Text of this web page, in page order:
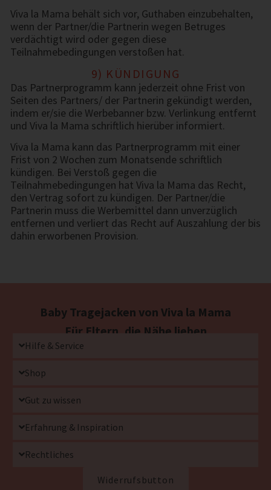
Viva la Mama behält sich vor, Guthaben einzubehalten,
wenn der Partner/die Partnerin wegen Betruges
verdächtigt wird oder gegen diese
Teilnahmebedingungen verstoßen hat.
9) KÜNDIGUNG
Das Partnerprogramm kann jederzeit ohne Frist von
Seiten des Partners/ der Partnerin gekündigt werden,
indem er/sie die Werbebanner bzw. Verlinkung entfernt
und Viva la Mama schriftlich hierüber informiert.
Viva la Mama kann das Partnerprogramm mit einer
Frist von 2 Wochen zum Monatsende schriftlich
kündigen. Bei Verstoß gegen die
Teilnahmebedingungen hat Viva la Mama das Recht,
den Vertrag sofort zu kündigen. Der Partner/die
Partnerin muss die Werbemittel dann unverzüglich
entfernen und verliert das Recht auf Auszahlung der bis
dahin erworbenen Provision.
Baby Tragejacken von Viva la Mama
Für Eltern, die Nähe lieben
Hilfe & Service
Shop
Gut zu wissen
Erfahrung & Inspiration
Rechtliches
Widerrufsbutton